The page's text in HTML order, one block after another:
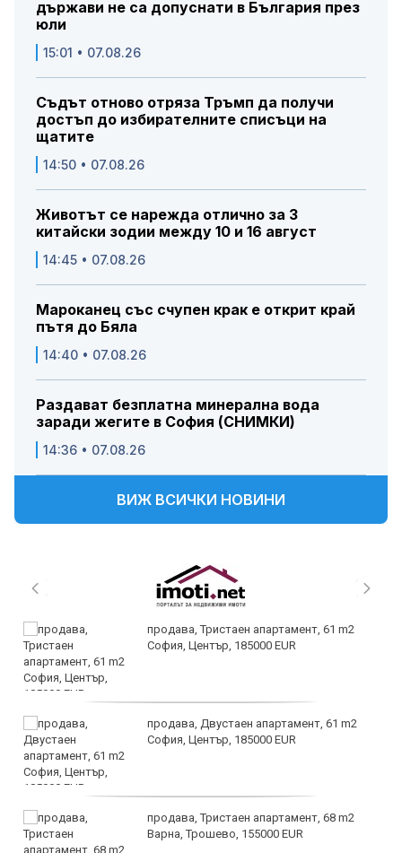
държави не са допуснати в България през
юли
15:01 • 07.08.26
Съдът отново отряза Тръмп да получи
достъп до избирателните списъци на
щатите
14:50 • 07.08.26
Животът се нарежда отлично за 3
китайски зодии между 10 и 16 август
14:45 • 07.08.26
Мароканец със счупен крак е открит край
пътя до Бяла
14:40 • 07.08.26
Раздават безплатна минерална вода
заради жегите в София (СНИМКИ)
14:36 • 07.08.26
ВИЖ ВСИЧКИ НОВИНИ
продава, Тристаен апартамент, 61 m2
София, Център, 185000 EUR
продава, Двустаен апартамент, 61 m2
София, Център, 185000 EUR
продава, Тристаен апартамент, 68 m2
Варна, Трошево, 155000 EUR